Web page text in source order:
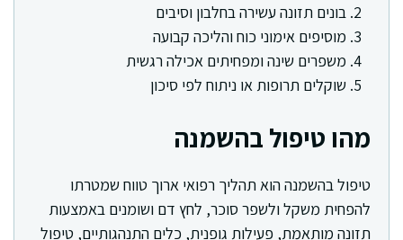
בונים תזונה עשירה בחלבון וסיבים
מוסיפים אימוני כוח והליכה קבועה
משפרים שינה ומפחיתים אכילה רגשית
שוקלים תרופות או ניתוח לפי סיכון
מהו טיפול בהשמנה
טיפול בהשמנה הוא תהליך רפואי ארוך טווח שמטרתו
להפחית משקל ולשפר סוכר, לחץ דם ושומנים באמצעות
תזונה מותאמת, פעילות גופנית, כלים התנהגותיים, טיפול